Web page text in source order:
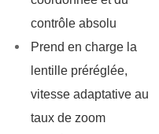
contrôle absolu
Prend en charge la
lentille préréglée,
vitesse adaptative au
taux de zoom